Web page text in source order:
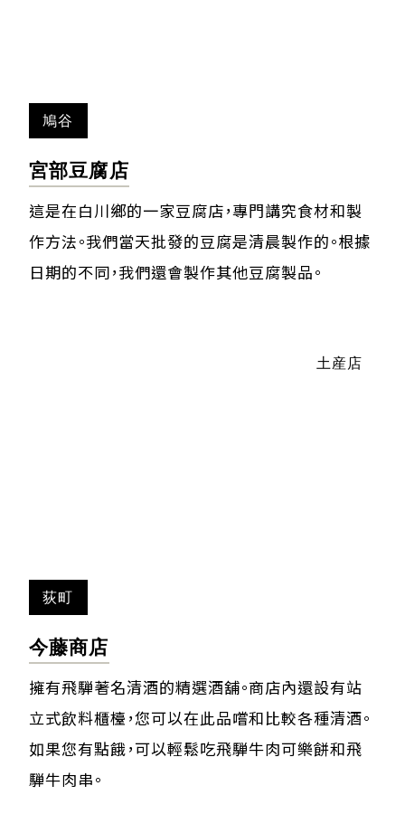
鳩谷
宮部豆腐店
這是在白川鄉的一家豆腐店，專門講究食材和製
作方法。我們當天批發的豆腐是清晨製作的。根據
日期的不同，我們還會製作其他豆腐製品。
土産店
荻町
今藤商店
擁有飛騨著名清酒的精選酒舖。商店內還設有站
立式飲料櫃檯，您可以在此品嚐和比較各種清酒。
如果您有點餓，可以輕鬆吃飛騨牛肉可樂餅和飛
騨牛肉串。